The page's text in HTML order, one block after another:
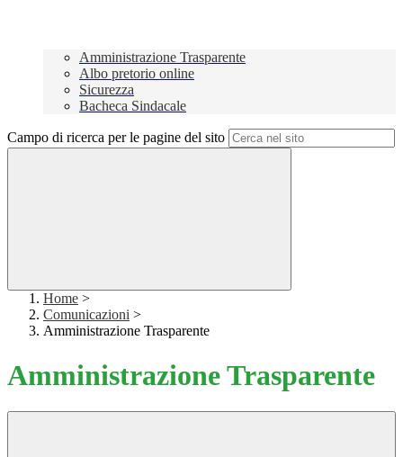
Amministrazione Trasparente
Albo pretorio online
Sicurezza
Bacheca Sindacale
Campo di ricerca per le pagine del sito
Home >
Comunicazioni >
Amministrazione Trasparente
Amministrazione Trasparente